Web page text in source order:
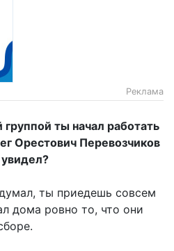
Реклама
группой ты начал работать
Орестович Перевозчиков
увидел?
ты приедешь совсем
дома ровно то, что они